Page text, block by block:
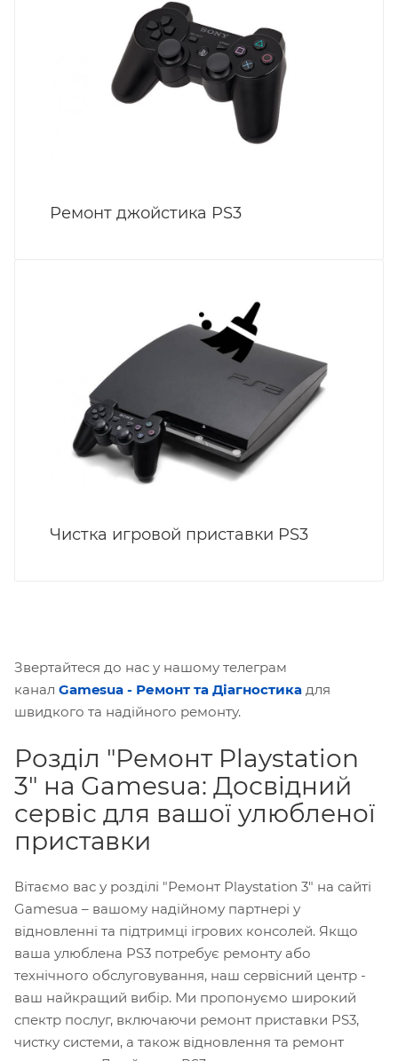
Ремонт джойстика PS3
Чистка игровой приставки PS3
Звертайтеся до нас у нашому телеграм
канал Gamesua - Ремонт та Діагностика для
швидкого та надійного ремонту.
Розділ "Ремонт Playstation
3" на Gamesua: Досвідний
сервіс для вашої улюбленої
приставки
Вітаємо вас у розділі "Ремонт Playstation 3" на сайті
Gamesua – вашому надійному партнері у
відновленні та підтримці ігрових консолей. Якщо
ваша улюблена PS3 потребує ремонту або
технічного обслуговування, наш сервісний центр -
ваш найкращий вибір. Ми пропонуємо широкий
спектр послуг, включаючи ремонт приставки PS3,
чистку системи, а також відновлення та ремонт